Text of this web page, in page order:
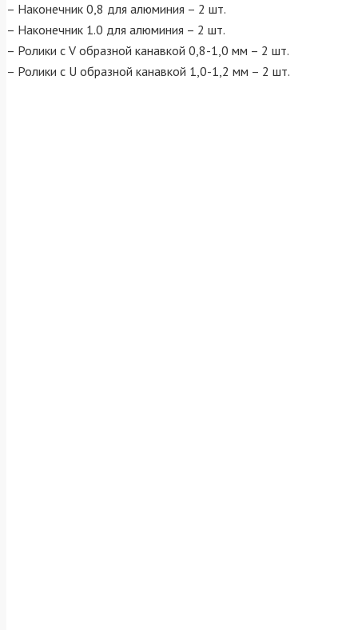
– Наконечник 0,8 для алюминия – 2 шт.
– Наконечник 1.0 для алюминия – 2 шт.
– Ролики с V образной канавкой 0,8-1,0 мм – 2 шт.
– Ролики с U образной канавкой 1,0-1,2 мм – 2 шт.